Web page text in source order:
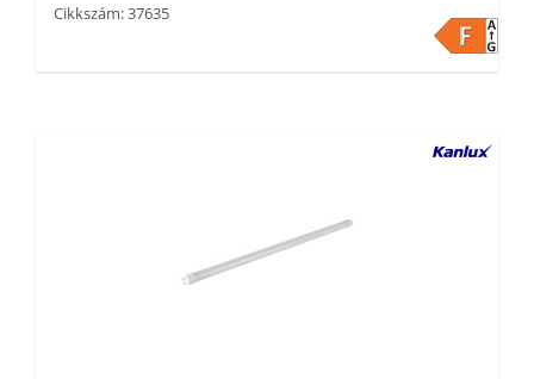
Cikkszám: 37635